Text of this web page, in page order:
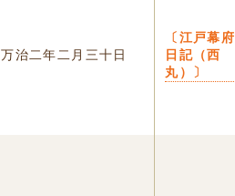
万治二年二月三十日
〔江戸幕府
日記（西
丸）〕